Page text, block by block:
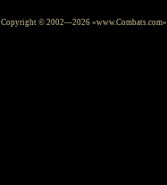
Copyright © 2002—2026«www.Combats.com»